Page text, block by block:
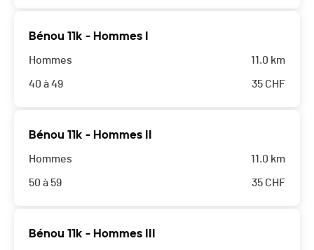
Bénou 11k - Hommes I
Hommes
40 à 49
11.0 km
35 CHF
Bénou 11k - Hommes II
Hommes
50 à 59
11.0 km
35 CHF
Bénou 11k - Hommes III